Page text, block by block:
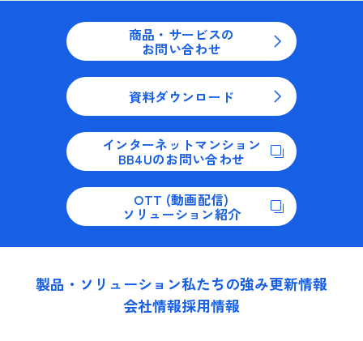
商品・サービスの
お問い合わせ
資料ダウンロード
インターネットマンション
BB4Uのお問い合わせ
OTT (動画配信)
ソリューション紹介
製品・ソリューション私たちの強み更新情報
会社情報採用情報